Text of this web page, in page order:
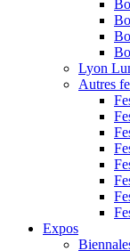
Lyon
Autres
Expos